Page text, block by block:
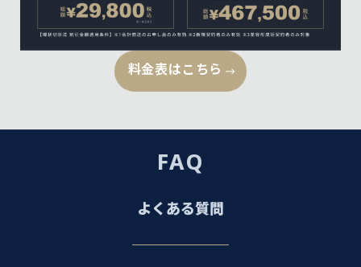
料金表はこちら
FAQ
よくある質問